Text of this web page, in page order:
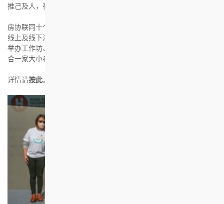
推己及人，在新常态下齐齐建立一个正面和身心健康的生活。
房协联同十个伙伴机构，推出一系列涵盖个人、家庭及社区层面的
线上及线下活动，为辖下出租屋邨居民和社区提供精神健康资讯、
举办工作坊、探访长者并为他们检查身体及情绪状况，以及赞助适
合一家大小参加的健体培训班等。活动费用全免。
详情请按此。